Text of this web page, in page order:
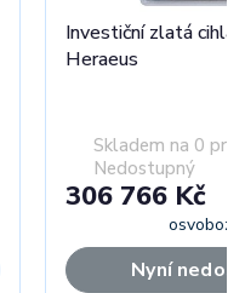
Investiční zlatá
Heraeus
Skladem na 0
Nedostupný
306 766 Kč
Nyní